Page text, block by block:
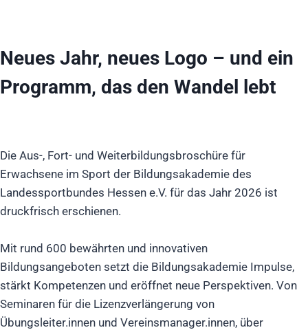
Neues Jahr, neues Logo – und ein
Programm, das den Wandel lebt
Die Aus-, Fort- und Weiterbildungsbroschüre für
Erwachsene im Sport der Bildungsakademie des
Landessportbundes Hessen e.V. für das Jahr 2026 ist
druckfrisch erschienen.
Mit rund 600 bewährten und innovativen
Bildungsangeboten setzt die Bildungsakademie Impulse,
stärkt Kompetenzen und eröffnet neue Perspektiven. Von
Seminaren für die Lizenzverlängerung von
Übungsleiter.innen und Vereinsmanager.innen, über